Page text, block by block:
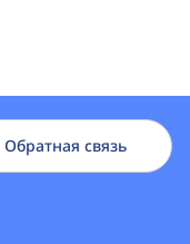
Обратная связь